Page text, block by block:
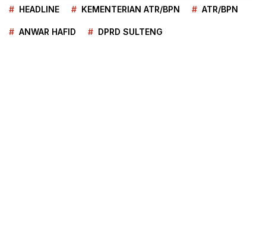
HEADLINE KEMENTERIAN ATR/BPN ATR/BPN
ANWAR HAFID DPRD SULTENG